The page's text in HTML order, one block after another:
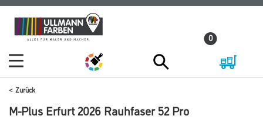
Zum
Inhalt
Zum
Navigationsmenü
0
Zurück
M-Plus Erfurt 2026 Rauhfaser 52 Pro